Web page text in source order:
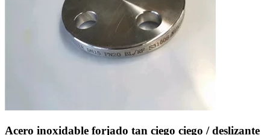
Acero inoxidable forjado tan ciego ciego / deslizante